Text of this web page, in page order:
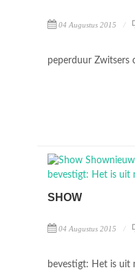
04 Augustus 2015
peperduur Zwitsers
SHOW
04 Augustus 2015
bevestigt: Het is uit